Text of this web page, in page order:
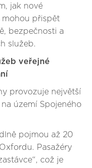
jak nové
přispět
bezpečnosti a
služeb.
veřejné
provozuje největší
území Spojeného
pojmou až 20
Pasažéry
což je